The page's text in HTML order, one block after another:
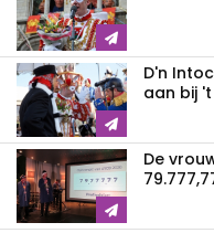
D'n
aan bij
De